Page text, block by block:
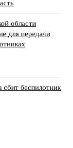
области
для передачи
сбит беспилотник